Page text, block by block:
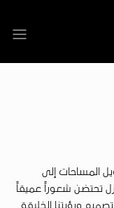
المساحات إلى
تحتضن شعوراً عميقاً